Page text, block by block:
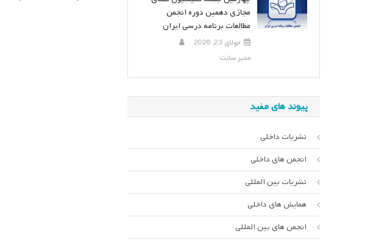
مجازی دهمین دوره انجمن
مطالعات برنامه درسی ایران
جولای 23, 2026
مدیر سایت
پیوند های مفید
نشریات داخلی
انجمن های داخلی
نشریات بین المللی
همایش های داخلی
انجمن های بین المللی